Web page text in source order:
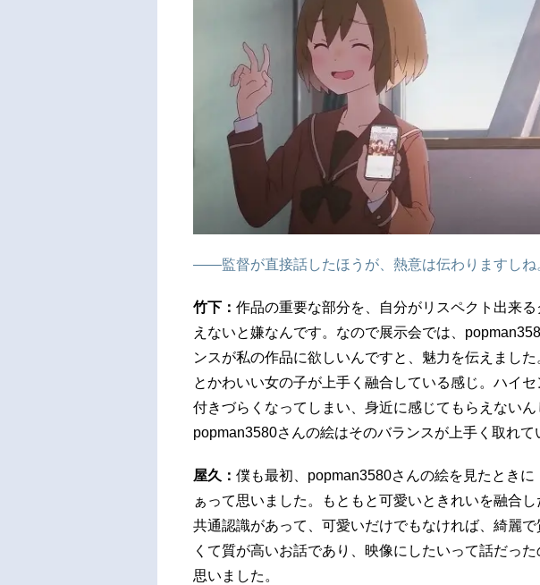
――監督が直接話したほうが、熱意は伝わりますしね
竹下： 作品の重要な部分を、自分がリスペクト出来
えないと嫌なんです。なので展示会では、
ンスが私の作品に欲しいんですと、魅力を伝えまし
とかわいい女の子が上手く融合している感じ。ハイ
付きづらくなってしまい、身近に感じてもらえないん
popman3580さんの絵はそのバランスが上手く取れて
屋久： 僕も最初、popman3580さんの絵を見たとき
ぁって思いました。もともと可愛いときれいを融合
共通認識があって、可愛いだけでもなければ、綺麗
くて質が高いお話であり、映像にしたいって話だっ
思いました。
TVアニメ
radio 大直